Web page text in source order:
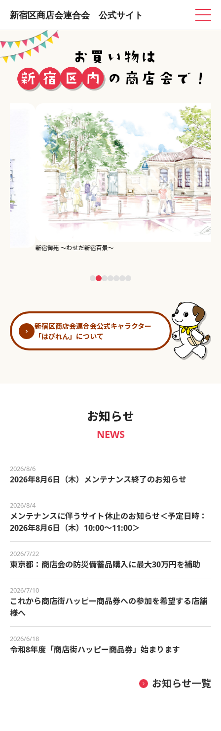
新宿区商店会連合会 公式サイト
新宿御苑 ～わせだ新宿百景～
新宿区商店会連合会公式キャラクター
「はぴれん」について
お知らせ
NEWS
2026/8/6
2026年8月6日（木）メンテナンス終了のお知らせ
2026/8/4
メンテナンスに伴うサイト休止のお知らせ＜予定日時：
2026年8月6日（木）10:00～11:00＞
2026/7/22
東京都：商店会の防災備蓄品購入に最大30万円を補助
2026/7/10
これから商店街ハッピー商品券への参加を希望する店舗
様へ
2026/6/18
令和8年度「商店街ハッピー商品券」始まります
お知らせ一覧